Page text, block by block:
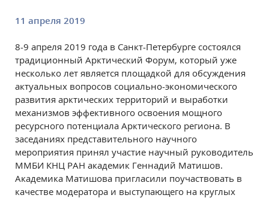
11 апреля 2019
8-9 апреля 2019 года в Санкт-Петербурге состоялся
традиционный Арктический Форум, который уже
несколько лет является площадкой для обсуждения
актуальных вопросов социально-экономического
развития арктических территорий и выработки
механизмов эффективного освоения мощного
ресурсного потенциала Арктического региона. В
заседаниях представительного научного
мероприятия принял участие научный руководитель
ММБИ КНЦ РАН академик Геннадий Матишов.
Академика Матишова пригласили поучаствовать в
качестве модератора и выступающего на круглых